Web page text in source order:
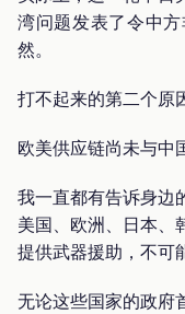
湾问题发表了令中
然。
打不起来的第二个原
欧美供应链尚未与中
我一直都有告诉身边
美国、欧洲、日本、
提供武器援助，不可
无论这些国家的政府